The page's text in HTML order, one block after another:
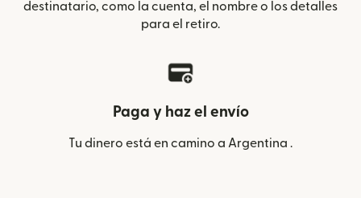
destinatario, como la cuenta, el nombre o los detalles
para el retiro.
Paga y haz el envío
Tu dinero está en camino a Argentina .